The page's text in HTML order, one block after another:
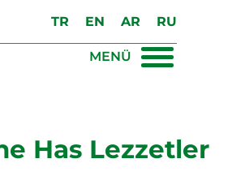
TR EN AR RU
MENÜ
Has Lezzetler